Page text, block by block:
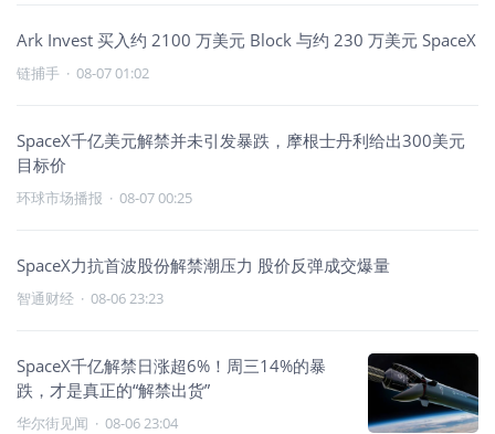
Ark Invest 买入约 2100 万美元 Block 与约 230 万美元 SpaceX
链捕手 · 08-07 01:02
SpaceX千亿美元解禁并未引发暴跌，摩根士丹利给出300美元
目标价
环球市场播报 · 08-07 00:25
SpaceX力抗首波股份解禁潮压力 股价反弹成交爆量
智通财经 · 08-06 23:23
SpaceX千亿解禁日涨超6%！周三14%的暴
跌，才是真正的“解禁出货”
华尔街见闻 · 08-06 23:04